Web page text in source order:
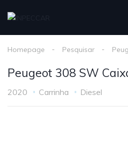
Homepage Pesquisar
Peugeot 308 SW
2020 Carrinha Diesel